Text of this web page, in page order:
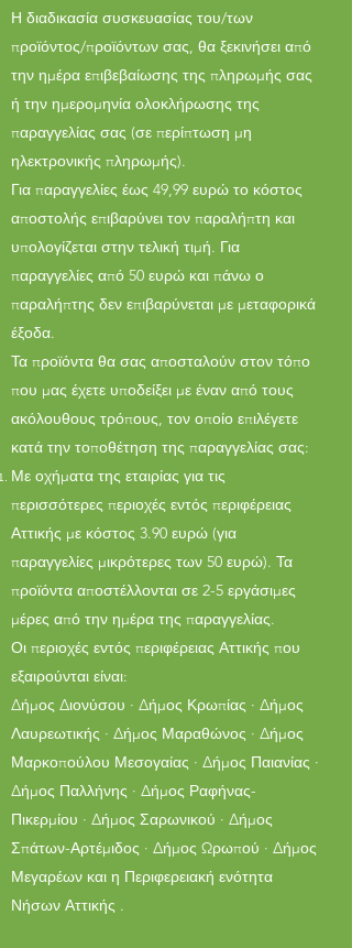
Η διαδικασία συσκευασίας του/των
προϊόντος/προϊόντων σας, θα ξεκινήσει από
την ημέρα επιβεβαίωσης της πληρωμής σας
ή την ημερομηνία ολοκλήρωσης της
παραγγελίας σας (σε περίπτωση μη
ηλεκτρονικής πληρωμής).
Για παραγγελίες έως 49,99 ευρώ το κόστος
αποστολής επιβαρύνει τον παραλήπτη και
υπολογίζεται στην τελική τιμή. Για
παραγγελίες από 50 ευρώ και πάνω ο
παραλήπτης δεν επιβαρύνεται με μεταφορικά
έξοδα.
Τα προϊόντα θα σας αποσταλούν στον τόπο
που μας έχετε υποδείξει με έναν από τους
ακόλουθους τρόπους, τον οποίο επιλέγετε
κατά την τοποθέτηση της παραγγελίας σας:
Με οχήματα της εταιρίας για τις
περισσότερες περιοχές εντός περιφέρειας
Αττικής με κόστος 3.90 ευρώ (για
παραγγελίες μικρότερες των 50 ευρώ). Τα
προϊόντα αποστέλλονται σε 2-5 εργάσιμες
μέρες από την ημέρα της παραγγελίας.
Οι περιοχές εντός περιφέρειας Αττικής που
εξαιρούνται είναι:
Δήμος Διονύσου · Δήμος Κρωπίας · Δήμος
Λαυρεωτικής · Δήμος Μαραθώνος · Δήμος
Μαρκοπούλου Μεσογαίας · Δήμος Παιανίας ·
Δήμος Παλλήνης · Δήμος Ραφήνας-
Πικερμίου · Δήμος Σαρωνικού · Δήμος
Σπάτων-Αρτέμιδος · Δήμος Ωρωπού · Δήμος
Μεγαρέων και η Περιφερειακή ενότητα
Νήσων Αττικής .